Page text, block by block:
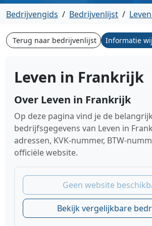
Bedrijvengids / Bedrijvenlijst /
Terug naar bedrijvenlijst Informatie
Leven in Frankrijk
Over Leven in Frankrijk
Op deze pagina vind je de
bedrijfsgegevens van Leven in
adressen, KVK-nummer, BTW-
officiële website.
Geen website
Bekijk vergelijkbare